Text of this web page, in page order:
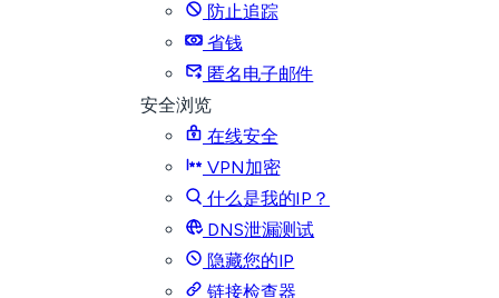
防止追踪
省钱
匿名电子邮件
安全浏览
在线安全
VPN加密
什么是我的IP？
DNS泄漏测试
隐藏您的IP
链接检查器